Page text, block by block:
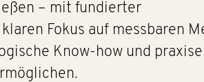
– mit fundierter
Fokus auf messbaren
Know-how und